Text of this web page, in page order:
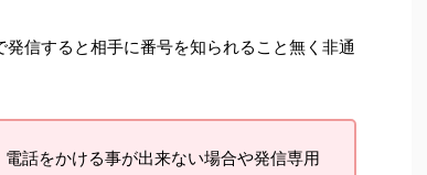
発信すると相手に番号を知られること無く非通
話をかける事が出来ない場合や発信専用